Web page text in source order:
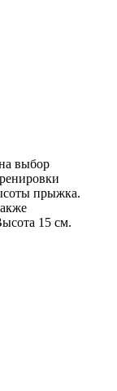
выбор
прыжка.
15 см.